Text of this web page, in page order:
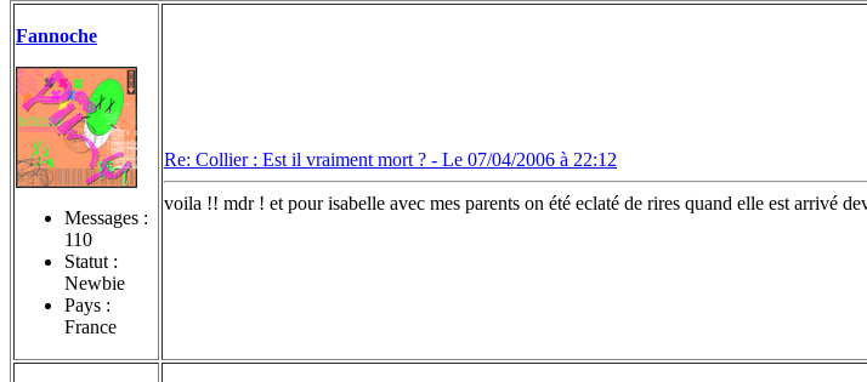
Fannoche
Messages :
110
Statut :
Newbie
Pays :
France
Re: Collier : Est il vraiment mort ? - Le 07/04/2006 à 22:12
voila !! mdr ! et pour isabelle avec mes parents on été eclaté de rires quand elle est arrivé